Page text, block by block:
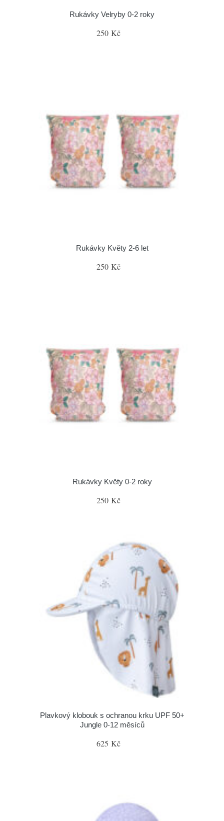
Rukávky Velryby 0-2 roky
250 Kč
Rukávky Květy 2-6 let
250 Kč
Rukávky Květy 0-2 roky
250 Kč
Plavkový klobouk s ochranou krku UPF 50+
Jungle 0-12 měsíců
625 Kč